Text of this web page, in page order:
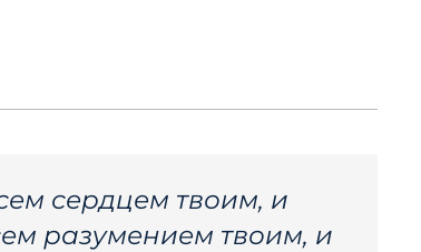
сердцем твоим, и
разумением твоим, и